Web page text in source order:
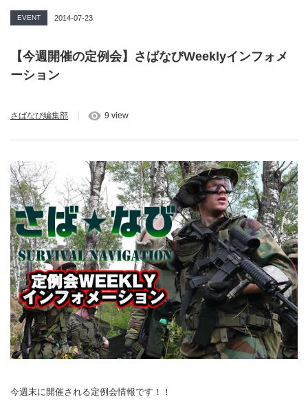
EVENT 2014-07-23
【今週開催の定例会】さばなびWeeklyインフォメ
ーション
さばなび編集部 9 view
今週末に開催される定例会情報です！！